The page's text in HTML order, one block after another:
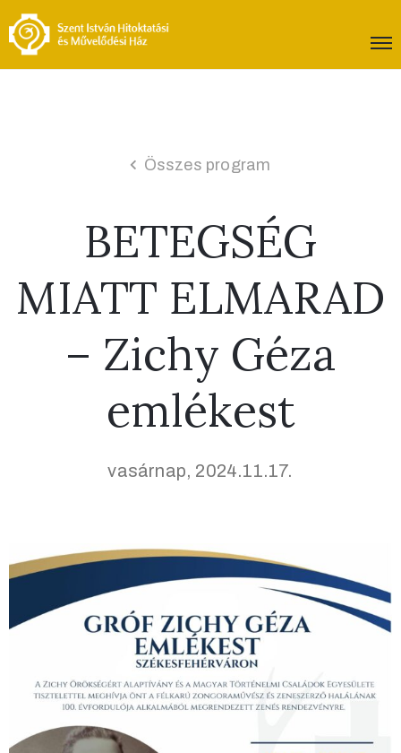
Összes program
BETEGSÉG
MIATT ELMARAD
– Zichy Géza
emlékest
vasárnap, 2024.11.17.